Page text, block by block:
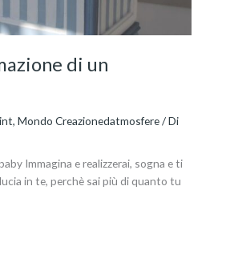
di un
,Mondo Creazionedatmosfere/ Di
Immagina e realizzerai, sogna e ti
in te, perchè sai più di quanto tu